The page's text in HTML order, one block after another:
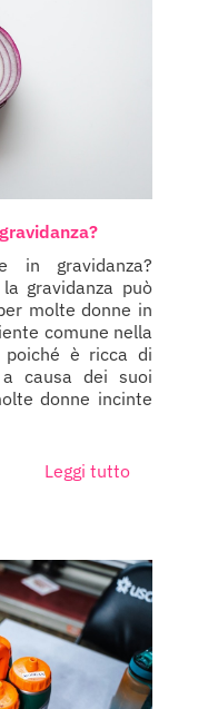
in gravidanza?
gravidanza può
molte donne in
comune nella
poiché è ricca di
causa dei suoi
donne incinte
Leggi tutto